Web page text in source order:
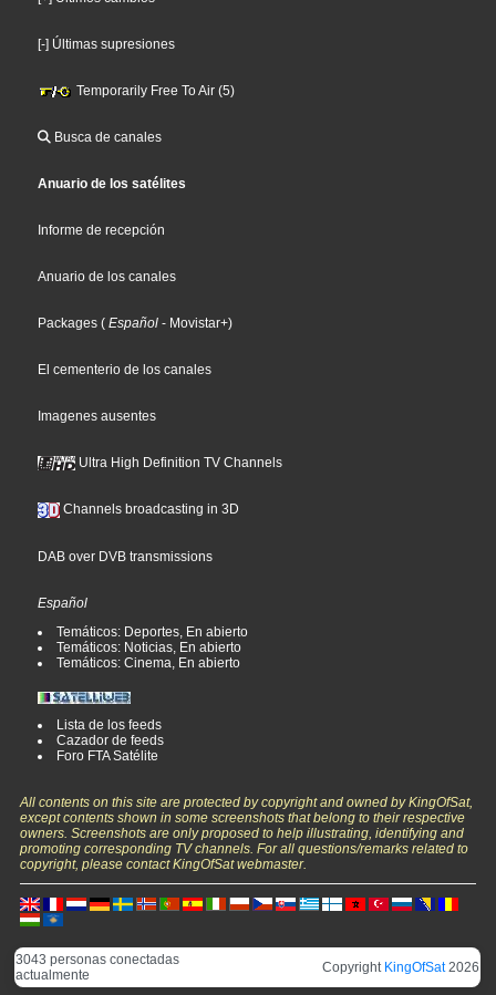
[-] Últimas supresiones
Temporarily Free To Air (5)
Busca de canales
Anuario de los satélites
Informe de recepción
Anuario de los canales
Packages ( Español - Movistar+)
El cementerio de los canales
Imagenes ausentes
Ultra High Definition TV Channels
Channels broadcasting in 3D
DAB over DVB transmissions
Español
Temáticos: Deportes, En abierto
Temáticos: Noticias, En abierto
Temáticos: Cinema, En abierto
Lista de los feeds
Cazador de feeds
Foro FTA Satélite
All contents on this site are protected by copyright and owned by KingOfSat,
except contents shown in some screenshots that belong to their respective
owners. Screenshots are only proposed to help illustrating, identifying and
promoting corresponding TV channels. For all questions/remarks related to
copyright, please contact KingOfSat webmaster.
3043 personas conectadas
actualmente
Copyright KingOfSat2026